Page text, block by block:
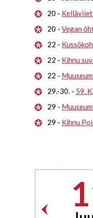
20 -
20 - Vegan
22 -
22 - Kihnu
22 -
29.-30. - 59.
29 -
29 - Kihnu